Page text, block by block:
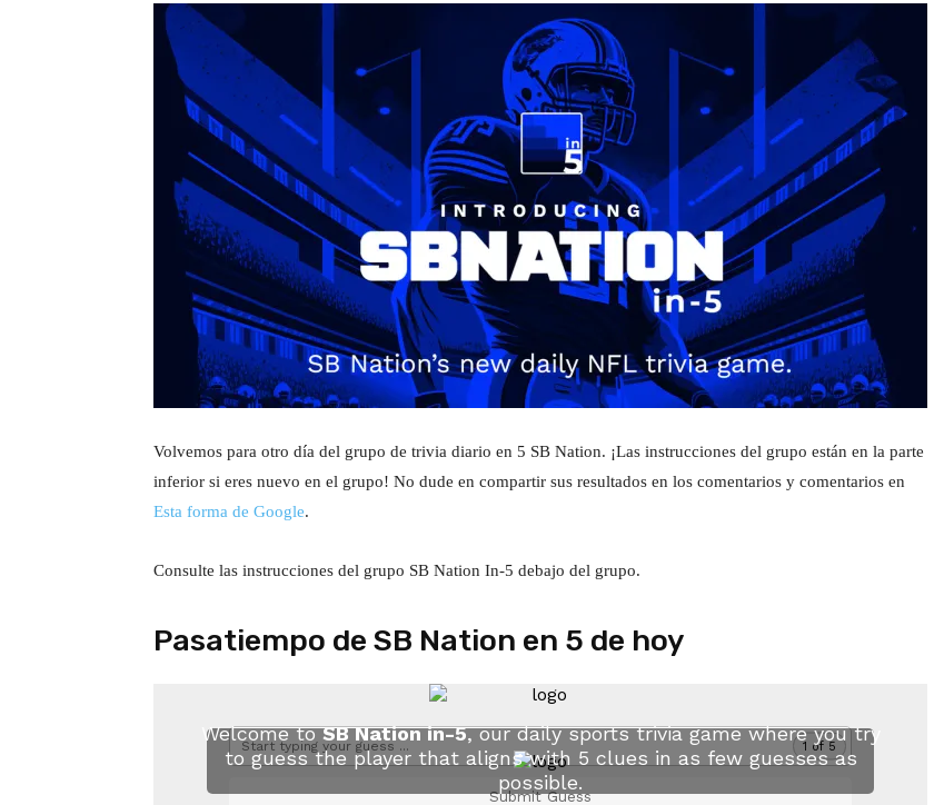
Volvemos para otro día del grupo de trivia diario en 5 SB Nation. ¡Las instrucciones del grupo están en la parte
inferior si eres nuevo en el grupo! No dude en compartir sus resultados en los comentarios y comentarios en
Esta forma de Google.
Consulte las instrucciones del grupo SB Nation In-5 debajo del grupo.
Pasatiempo de SB Nation en 5 de hoy